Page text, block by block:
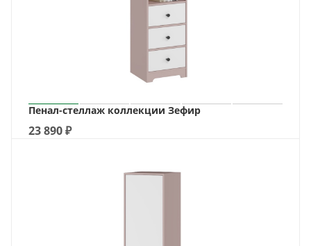
Пенал-стеллаж коллекции Зефир
23 890₽